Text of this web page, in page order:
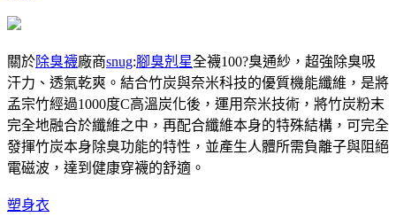
關於除臭襪廠商snug:腳臭剋星全襪100?臭通紗，超強除臭吸
汗力、透氣乾爽。結合竹炭與奈米科技的優質機能纖維，是將
孟宗竹經過1000度C高溫炭化後，運用奈米技術，將竹炭粉末
完全地融合於纖維之中，再配合纖維本身的特殊結構，可完全
發揮竹炭本身除臭功能的特性，並產生人體所需負離子與阻絕
電磁波，達到健康穿襪的舒適。
塑身衣